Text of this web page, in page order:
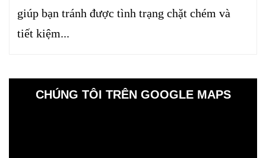
giúp bạn tránh được tình trạng chặt chém và
tiết kiệm...
CHÚNG TÔI TRÊN GOOGLE MAPS